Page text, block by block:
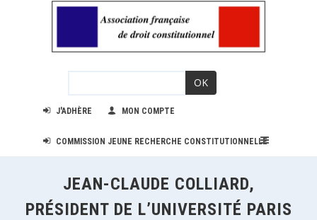
OK
J'ADHÈRE MON COMPTE
COMMISSION JEUNE RECHERCHE CONSTITUTIONNELLE
JEAN-CLAUDE COLLIARD,
PRÉSIDENT DE L’UNIVERSITÉ PARIS